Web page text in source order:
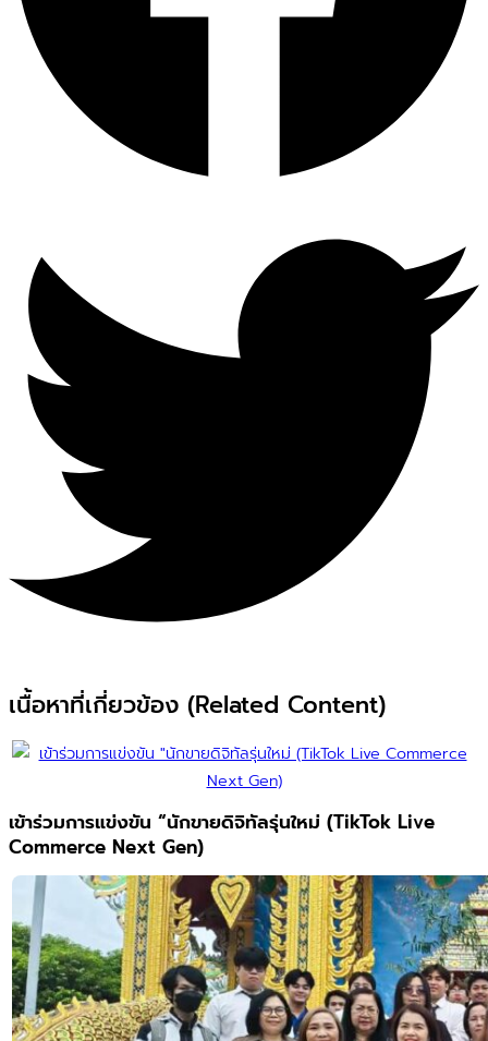
เนื้อหาที่เกี่ยวข้อง (Related Content)
เข้าร่วมการแข่งขัน “นักขายดิจิทัลรุ่นใหม่ (TikTok Live
Commerce Next Gen)